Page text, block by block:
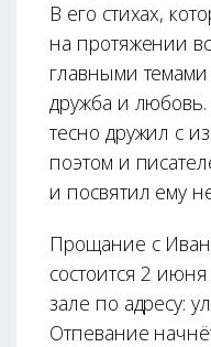
В его стихах,
на протяжении
главными
дружба и
тесно дружил с
поэтом и
и посвятил ему
Прощание с
состоится 2
зале по адресу:
Отпевание